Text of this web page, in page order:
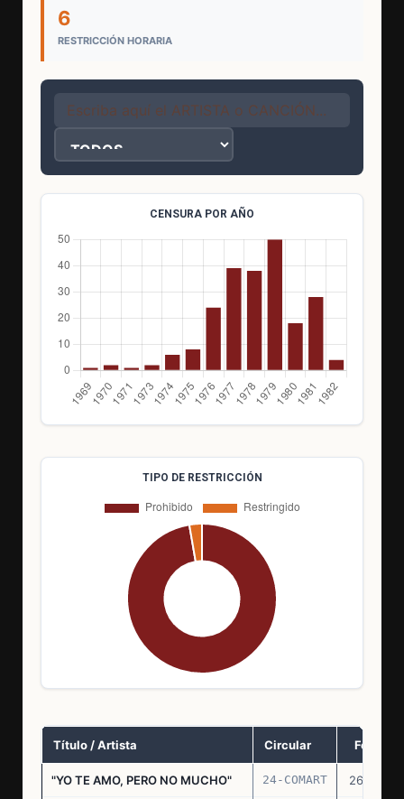
6
RESTRICCIÓN HORARIA
CENSURA POR AÑO
TIPO DE RESTRICCIÓN
Título / Artista Circular Fecha
"YO TE AMO, PERO NO MUCHO" 24-COMART 26.11.69